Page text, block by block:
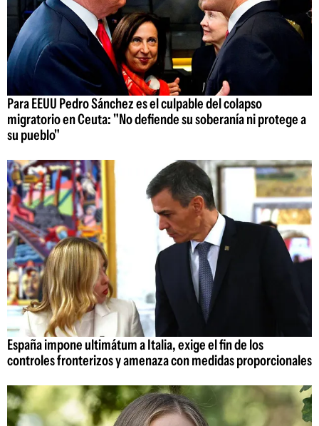
Para EEUU Pedro Sánchez es el culpable del colapso
migratorio en Ceuta: "No defiende su soberanía ni protege a
su pueblo"
España impone ultimátum a Italia, exige el fin de los
controles fronterizos y amenaza con medidas proporcionales